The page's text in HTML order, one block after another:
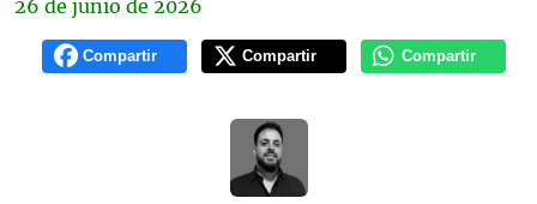
26 de junio de 2026
Compartir Compartir Compartir